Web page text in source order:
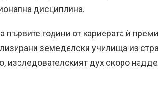
дисциплина.
първите години от кариерата ѝ
земеделски училища из
изследователският дух скоро